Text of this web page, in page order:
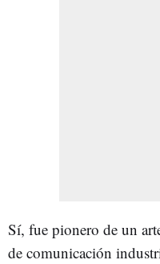
Sí, fue pionero de un
de comunicación